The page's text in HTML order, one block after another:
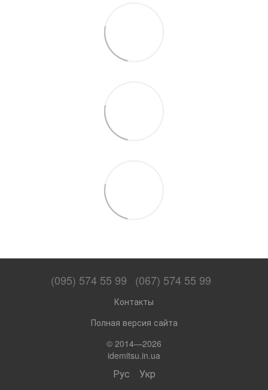
(095) 574 55 99 (067) 574 55 99
Контакты
Полная версия сайта
© 2014—2026
idemitsu.in.ua
Рус Укр